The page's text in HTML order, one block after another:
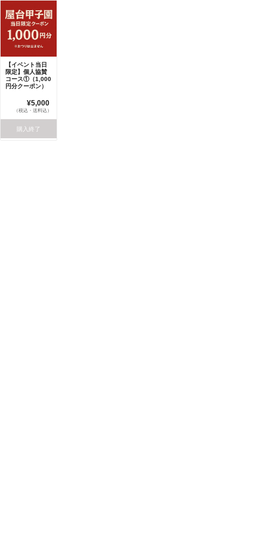
【イベント当日
限定】個人協賛
コース①（1,000
円分クーポン）
¥5,000
（税込・送料込）
購入終了